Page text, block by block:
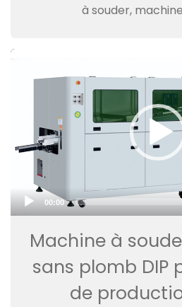
à souder,
Video
00:00
Machine à
sans plomb DIP
de